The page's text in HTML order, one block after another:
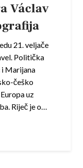
Václav
21. veljače
Politička
i Marijana
češko
uz
Riječ je o…